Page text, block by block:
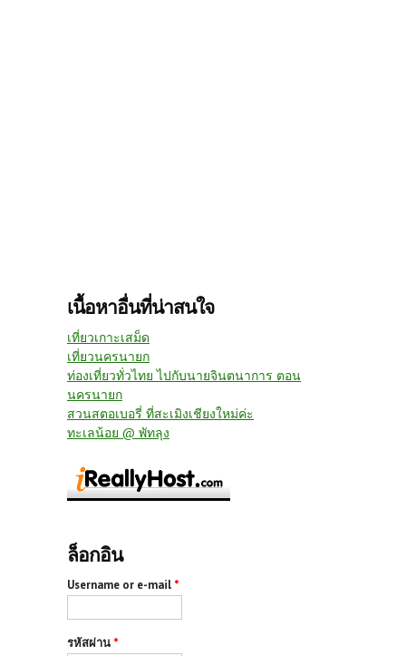
เนื้อหาอื่นที่น่าสนใจ
เที่ยวเกาะเสม็ด
เที่ยวนครนายก
ท่องเที่ยวทั่วไทย ไปกับนายจินตนาการ ตอน
นครนายก
สวนสตอเบอรี่ ที่สะเมิงเชียงใหม่ค่ะ
ทะเลน้อย @ พัทลุง
ล็อกอิน
Username or e-mail *
รหัสผ่าน *